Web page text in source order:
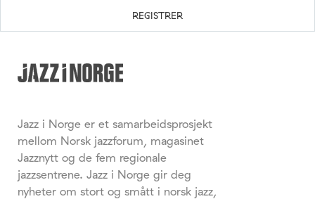
Jazz i Norge er et samarbeidsprosjekt
mellom Norsk jazzforum, magasinet
Jazznytt og de fem regionale
jazzsentrene. Jazz i Norge gir deg
nyheter om stort og smått i norsk jazz,